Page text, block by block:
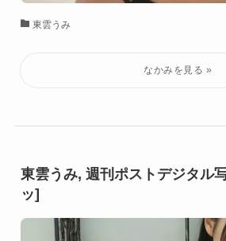
東雲うみ
東雲うみ, 週刊ポストデジタル
ッ]